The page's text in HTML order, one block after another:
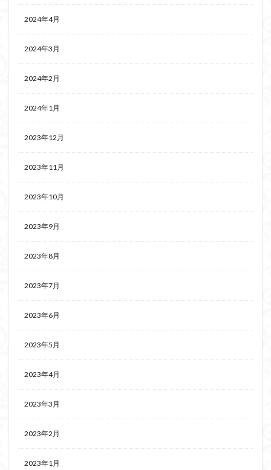
2024年4月
2024年3月
2024年2月
2024年1月
2023年12月
2023年11月
2023年10月
2023年9月
2023年8月
2023年7月
2023年6月
2023年5月
2023年4月
2023年3月
2023年2月
2023年1月